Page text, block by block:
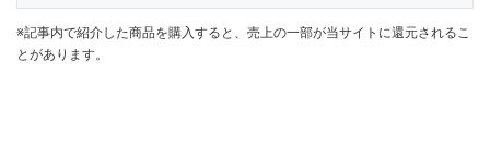
※記事内で紹介した商品を購入すると、売上の一部が当サイトに還元されるこ
とがあります。